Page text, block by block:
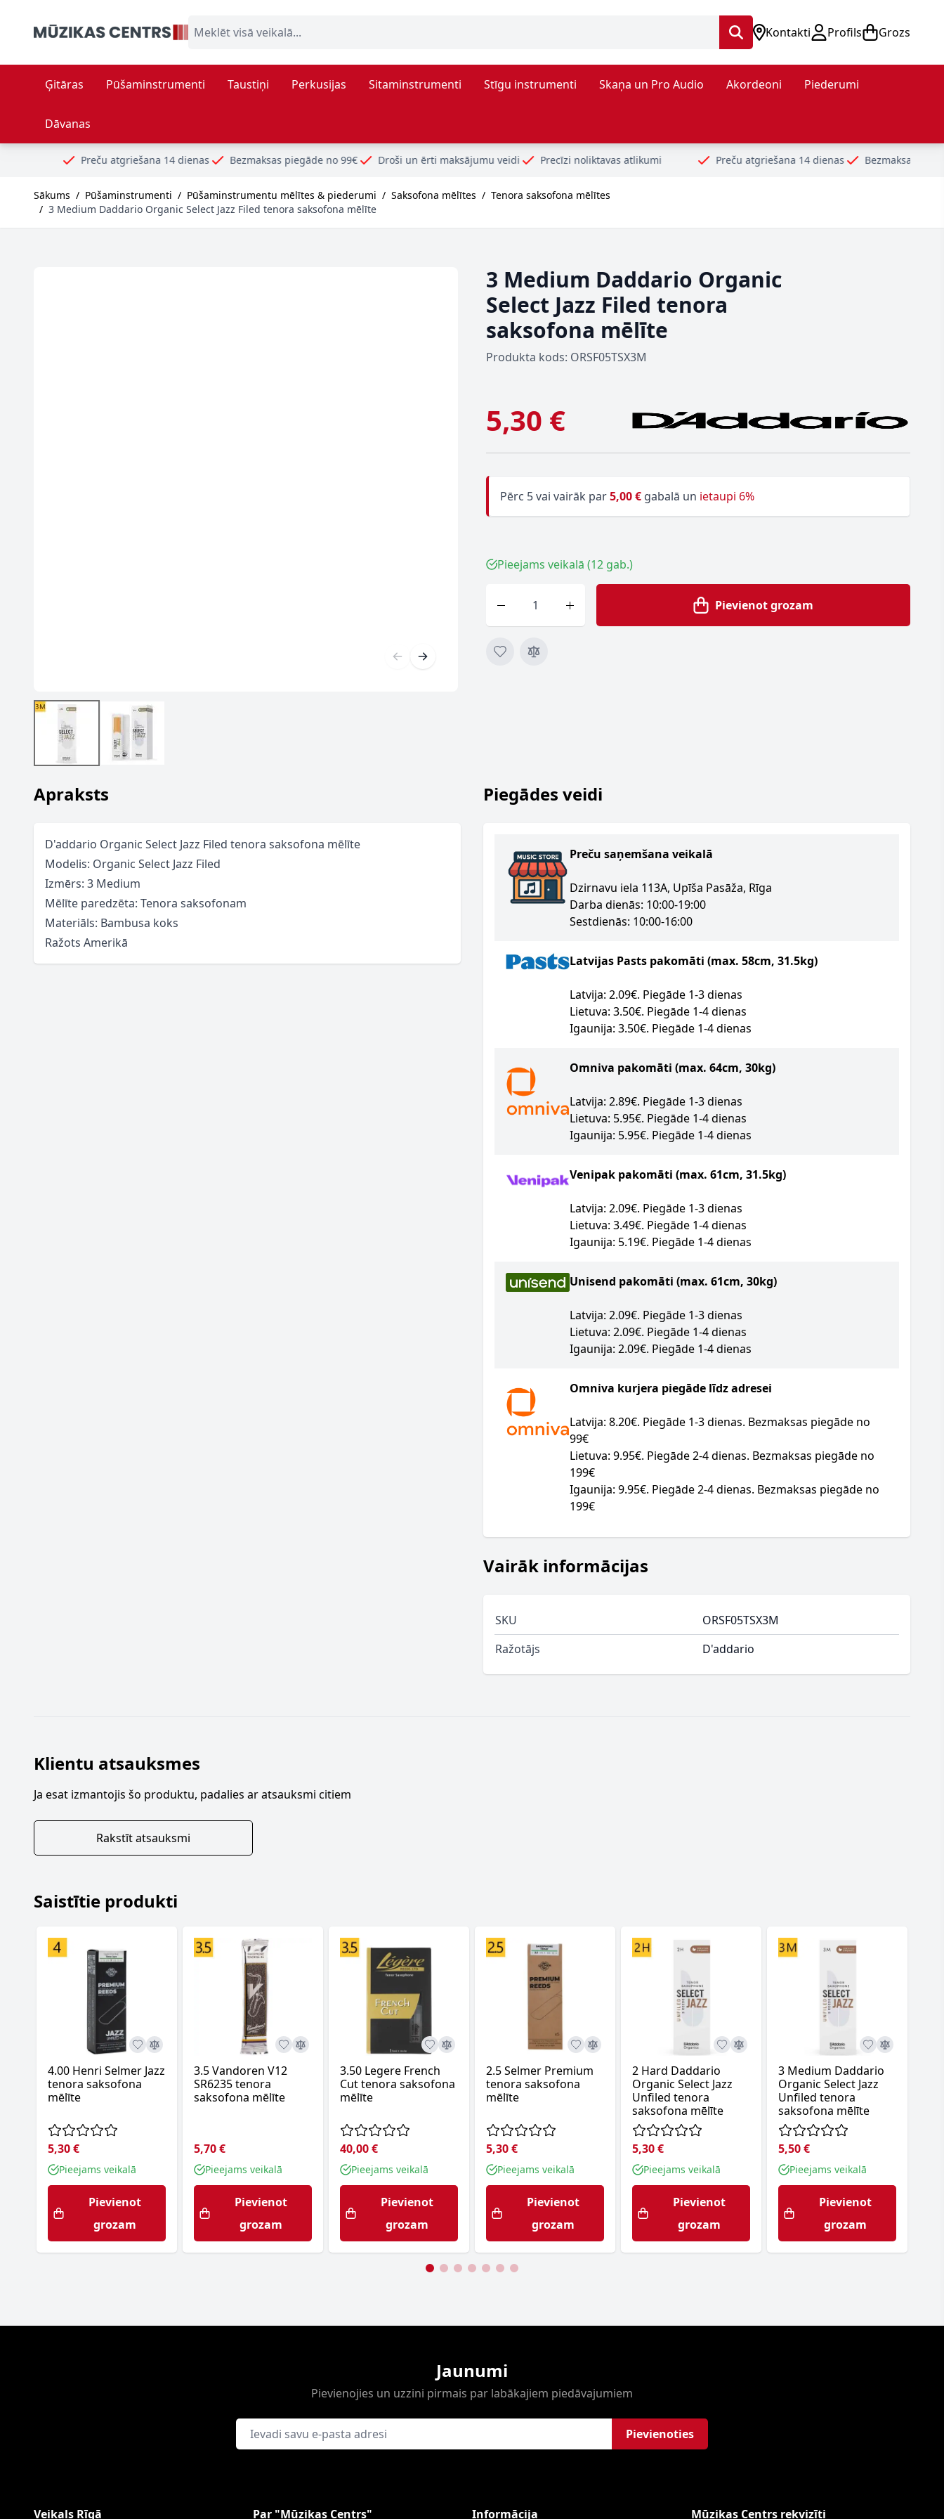
Meklēt visā veikalā...
Kontakti Profils Grozs
Ģitāras Pūšaminstrumenti Taustiņi Perkusijas Sitaminstrumenti Stīgu instrumenti Skaņa un Pro Audio Akordeoni Piederumi
Dāvanas
atgriešana 14 dienas Bezmaksas piegāde no 99€ Droši un ērti maksājumu veidi Precīzi noliktavas atlikumi Preču atgriešana 14 dienas Bezmaksas piegāde no 99€
Sākums / Pūšaminstrumenti / Pūšaminstrumentu mēlītes & piederumi / Saksofona mēlītes / Tenora saksofona mēlītes
/ 3 Medium Daddario Organic Select Jazz Filed tenora saksofona mēlīte
3 Medium Daddario Organic
Select Jazz Filed tenora
saksofona mēlīte
Produkta kods: ORSF05TSX3M
5,30 €
Pērc 5 vai vairāk par5,00 € gabalā un ietaupi 6%
Pieejams veikalā (12 gab.)
Pievienot grozam
Apraksts
D'addario Organic Select Jazz Filed tenora saksofona mēlīte
Modelis: Organic Select Jazz Filed
Izmērs: 3 Medium
Mēlīte paredzēta: Tenora saksofonam
Materiāls: Bambusa koks
Ražots Amerikā
Piegādes veidi
Preču saņemšana veikalā
Dzirnavu iela 113A, Upīša Pasāža, Rīga
Darba dienās: 10:00-19:00
Sestdienās: 10:00-16:00
Latvijas Pasts pakomāti (max. 58cm, 31.5kg)
Latvija: 2.09€. Piegāde 1-3 dienas
Lietuva: 3.50€. Piegāde 1-4 dienas
Igaunija: 3.50€. Piegāde 1-4 dienas
Omniva pakomāti (max. 64cm, 30kg)
Latvija: 2.89€. Piegāde 1-3 dienas
Lietuva: 5.95€. Piegāde 1-4 dienas
Igaunija: 5.95€. Piegāde 1-4 dienas
Venipak pakomāti (max. 61cm, 31.5kg)
Latvija: 2.09€. Piegāde 1-3 dienas
Lietuva: 3.49€. Piegāde 1-4 dienas
Igaunija: 5.19€. Piegāde 1-4 dienas
Unisend pakomāti (max. 61cm, 30kg)
Latvija: 2.09€. Piegāde 1-3 dienas
Lietuva: 2.09€. Piegāde 1-4 dienas
Igaunija: 2.09€. Piegāde 1-4 dienas
Omniva kurjera piegāde līdz adresei
Latvija: 8.20€. Piegāde 1-3 dienas. Bezmaksas piegāde no
99€
Lietuva: 9.95€. Piegāde 2-4 dienas. Bezmaksas piegāde no
199€
Igaunija: 9.95€. Piegāde 2-4 dienas. Bezmaksas piegāde no
199€
Vairāk informācijas
SKU
ORSF05TSX3M
Ražotājs
D'addario
Klientu atsauksmes
Ja esat izmantojis šo produktu, padalies ar atsauksmi citiem
Rakstīt atsauksmi
Saistītie produkti
4.00 Henri Selmer Jazz
tenora saksofona
mēlīte
5,30 €
Pieejams veikalā
Pievienot
grozam
3.5 Vandoren V12
SR6235 tenora
saksofona mēlīte
5,70 €
Pieejams veikalā
Pievienot
grozam
3.50 Legere French
Cut tenora saksofona
mēlīte
40,00 €
Pieejams veikalā
Pievienot
grozam
2.5 Selmer Premium
tenora saksofona
mēlīte
5,30 €
Pieejams veikalā
Pievienot
grozam
2 Hard Daddario
Organic Select Jazz
Unfiled tenora
saksofona mēlīte
5,30 €
Pieejams veikalā
Pievienot
grozam
3 Medium Daddario
Organic Select Jazz
Unfiled tenora
saksofona mēlīte
5,50 €
Pieejams veikalā
Pievienot
grozam
Jaunumi
Pievienojies un uzzini pirmais par labākajiem piedāvajumiem
E-pasta adrese Pievienoties
Veikals Rīgā Par "Mūzikas Centrs" Informācija Mūzikas Centrs rekvizīti